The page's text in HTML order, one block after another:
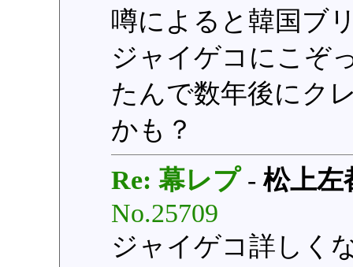
噂によると韓国ブ
ジャイゲコにこぞ
たんで数年後にク
かも？
Re: 幕レプ-松上左
No.25709
ジャイゲコ詳しく